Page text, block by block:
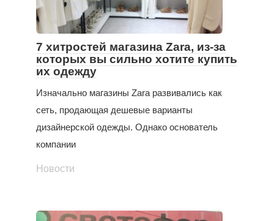
7 хитростей магазина Zara, из-за
которых вы сильно хотите купить
их одежду
Изначально магазины Zara развивались как
сеть, продающая дешевые варианты
дизайнерской одежды. Однако основатель
компании
Новости